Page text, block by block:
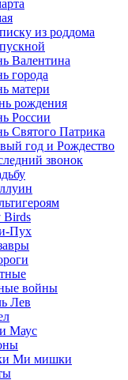
из роддома
Валентина
города
матери
рождения
России
Святого Патрика
год и Рождество
звонок
Пух
войны
Лев
Маус
Ми мишки